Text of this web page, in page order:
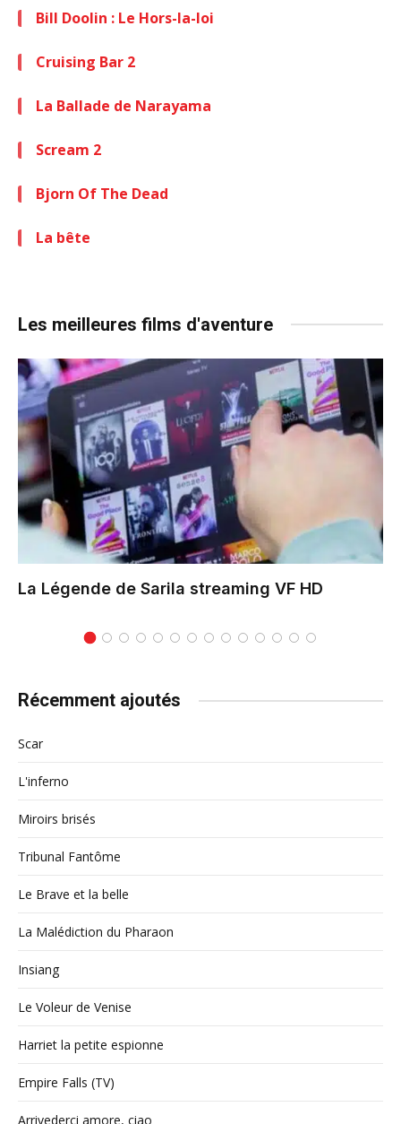
Bill Doolin : Le Hors-la-loi
Cruising Bar 2
La Ballade de Narayama
Scream 2
Bjorn Of The Dead
La bête
Les meilleures films d'aventure
La Légende de Sarila streaming VF HD
Récemment ajoutés
Scar
L'inferno
Miroirs brisés
Tribunal Fantôme
Le Brave et la belle
La Malédiction du Pharaon
Insiang
Le Voleur de Venise
Harriet la petite espionne
Empire Falls (TV)
Arrivederci amore, ciao